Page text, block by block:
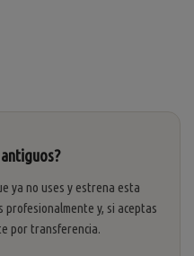
ya no uses y estrena esta
profesionalmente y, si aceptas
por transferencia.